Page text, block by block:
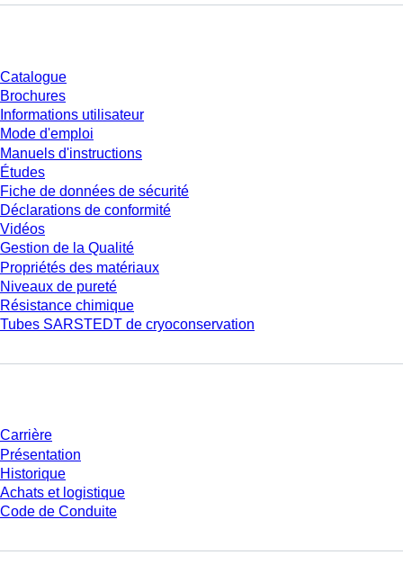
Catalogue
Brochures
Informations utilisateur
Mode d'emploi
Manuels d'instructions
Études
Fiche de données de sécurité
Déclarations de conformité
Vidéos
Gestion de la Qualité
Propriétés des matériaux
Niveaux de pureté
Résistance chimique
Tubes SARSTEDT de cryoconservation
Carrière
Présentation
Historique
Achats et logistique
Code de Conduite